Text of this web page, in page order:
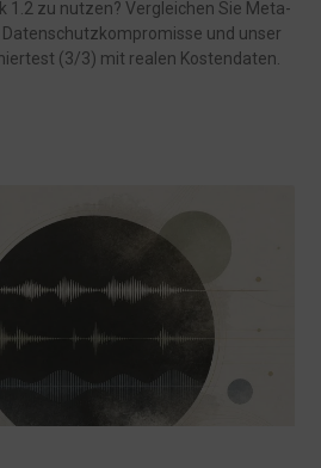
1.2 zu nutzen? Vergleichen Sie Meta-
Datenschutzkompromisse und unser
(3/3) mit realen Kostendaten.